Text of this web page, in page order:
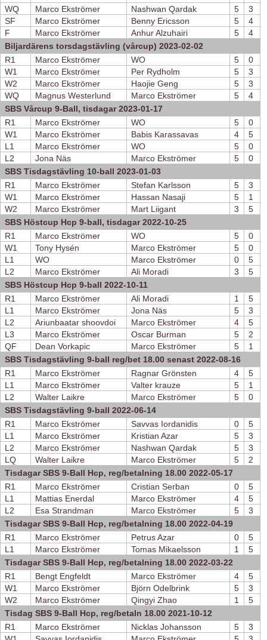
WQ
Marco Ekströmer Nashwan Qardak 5
3
SF
Marco Ekströmer Benny Ericsson 5
4
F
Marco Ekströmer Anhur Alzuhairi 5
4
Biljardärens torsdagstävling (vårcup) 2023-02-02
R1
Marco Ekströmer WO 5
0
W1
Marco Ekströmer Per Rydholm 5
3
W2
Marco Ekströmer Haojie Geng 5
3
WQ
Magnus Westerlund Marco Ekströmer 5
4
SBS Vårcup 9-Ball, tisdagar 2023-01-17
R1
Marco Ekströmer WO 5
0
W1
Marco Ekströmer Babis Karassavas 4
5
L1
Marco Ekströmer WO 5
0
L2
Jona Näs Marco Ekströmer 5
0
SBS Tisdagstävling 10-ball 2023-01-03
R1
Marco Ekströmer Stefan Karlsson 5
3
W1
Marco Ekströmer Hassan Nasaji 5
1
W2
Marco Ekströmer Mart Liigant 3
5
SBS Höstcup Hcp 9-ball, tisdagar 2022-10-25
R1
Marco Ekströmer WO 5
0
W1
Tony Hysén Marco Ekströmer 5
0
L1
WO Marco Ekströmer 0
5
L2
Marco Ekströmer Ali Moradi 3
5
SBS Höstcup Hcp 9-ball 2022-10-11
R1
Marco Ekströmer Ali Moradi 1
5
L1
Marco Ekströmer Jona Näs 5
3
L2
Ariunbaatar shoovdoi Marco Ekströmer 4
5
L3
Marco Ekströmer Oscar Burman 5
2
QF
Dean Vorkapic Marco Ekströmer 5
1
SBS Tisdagstävling 9-ball reg/bet 18.00 senast 2022-08-16
R1
Marco Ekströmer Ragnar Grönsten 4
5
L1
Marco Ekströmer Valter krauze 5
1
L2
Walter Laikre Marco Ekströmer 5
0
SBS Tisdagstävling 9-ball 2022-06-14
R1
Marco Ekströmer Savvas Iordanidis 0
5
L1
Marco Ekströmer Kristian Azar 5
3
L2
Marco Ekströmer Nashwan Qardak 5
3
LQ
Walter Laikre Marco Ekströmer 5
2
Tisdagar SBS 9-Ball Hcp, reg/betalning 18.00 2022-05-17
R1
Marco Ekströmer Cristian Serban 0
5
L1
Mattias Enerdal Marco Ekströmer 4
5
L2
Esa Strandman Marco Ekströmer 5
3
Tisdagar SBS 9-Ball Hcp, reg/betalning 18.00 2022-04-19
R1
Marco Ekströmer Petrus Azar 0
5
L1
Marco Ekströmer Tomas Mikaelsson 1
5
Tisdagar SBS 9-Ball Hcp, reg/betalning 18.00 2022-03-22
R1
Bengt Engfeldt Marco Ekströmer 4
5
W1
Marco Ekströmer Björn Odelbrink 5
3
W2
Marco Ekströmer Qingyi Zhao 1
5
Tisdag SBS 9-Ball Hcp, reg/betaln 18.00 2021-10-12
R1
Marco Ekströmer Nicklas Johansson 5
3